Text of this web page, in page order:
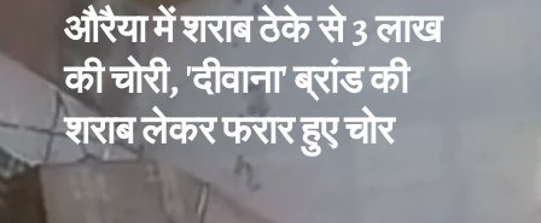
औरैया में शराब ठेके से 3 लाख
की चोरी, 'दीवाना' ब्रांड की
शराब लेकर फरार हुए चोर